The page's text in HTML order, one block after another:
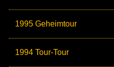
1995 Geheimtour
1994 Tour-Tour